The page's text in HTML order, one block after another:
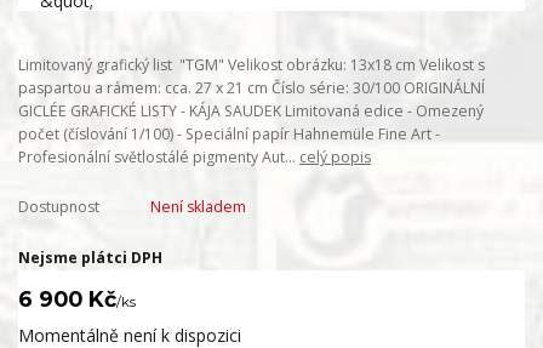
Limitovaný grafický list "TGM" Velikost obrázku: 13x18 cm Velikost s
paspartou a rámem: cca. 27 x 21 cm Číslo série: 30/100 ORIGINÁLNÍ
GICLÉE GRAFICKÉ LISTY - KÁJA SAUDEK Limitovaná edice - Omezený
počet (číslování 1/100) - Speciální papír Hahnemüle Fine Art -
Profesionální světlostálé pigmenty Aut... celý popis
Dostupnost Není skladem
Nejsme plátci DPH
6 900 Kč/ks
Momentálně není k dispozici